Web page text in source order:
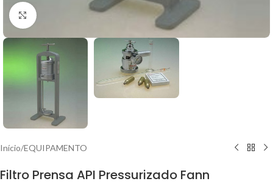
Clique para ampliar
Início/EQUIPAMENTO
Filtro Prensa API Pressurizado Fann